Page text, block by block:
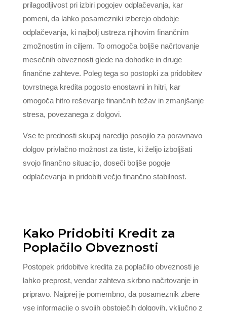
prilagodljivost pri izbiri pogojev odplačevanja, kar
pomeni, da lahko posamezniki izberejo obdobje
odplačevanja, ki najbolj ustreza njihovim finančnim
zmožnostim in ciljem. To omogoča boljše načrtovanje
mesečnih obveznosti glede na dohodke in druge
finančne zahteve. Poleg tega so postopki za pridobitev
tovrstnega kredita pogosto enostavni in hitri, kar
omogoča hitro reševanje finančnih težav in zmanjšanje
stresa, povezanega z dolgovi.
Vse te prednosti skupaj naredijo posojilo za poravnavo
dolgov privlačno možnost za tiste, ki želijo izboljšati
svojo finančno situacijo, doseči boljše pogoje
odplačevanja in pridobiti večjo finančno stabilnost.
Kako Pridobiti Kredit za
Poplačilo Obveznosti
Postopek pridobitve kredita za poplačilo obveznosti je
lahko preprost, vendar zahteva skrbno načrtovanje in
pripravo. Najprej je pomembno, da posameznik zbere
vse informacije o svojih obstoječih dolgovih, vključno z